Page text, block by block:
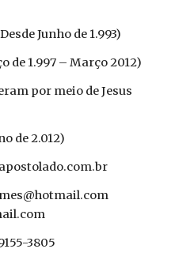
Junho de 1.993)
de 1.997 – Março 2012)
por meio de Jesus
de 2.012)
3805